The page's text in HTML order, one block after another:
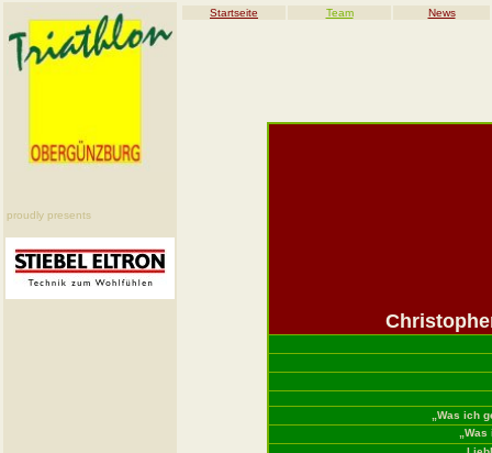
proudly presents
Startseite Team News
„Was ich